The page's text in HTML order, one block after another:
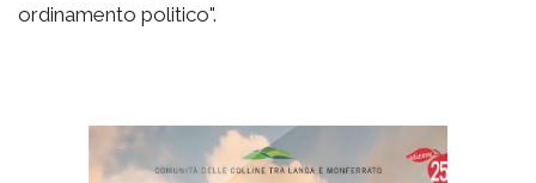
ordinamento politico".